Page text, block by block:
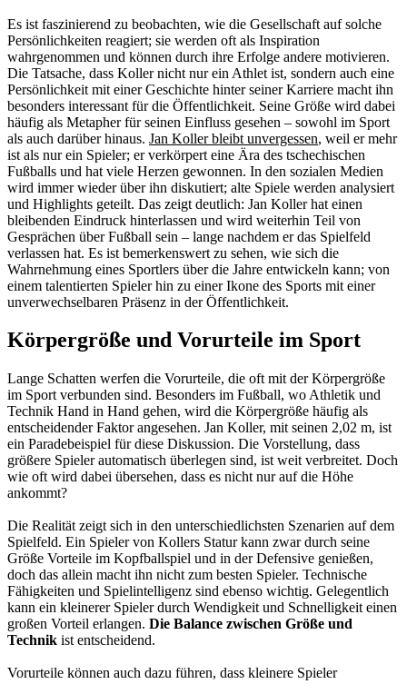
Es ist faszinierend zu beobachten, wie die Gesellschaft auf solche
Persönlichkeiten reagiert; sie werden oft als Inspiration
wahrgenommen und können durch ihre Erfolge andere motivieren.
Die Tatsache, dass Koller nicht nur ein Athlet ist, sondern auch eine
Persönlichkeit mit einer Geschichte hinter seiner Karriere macht ihn
besonders interessant für die Öffentlichkeit. Seine Größe wird dabei
häufig als Metapher für seinen Einfluss gesehen – sowohl im Sport
als auch darüber hinaus. Jan Koller bleibt unvergessen, weil er mehr
ist als nur ein Spieler; er verkörpert eine Ära des tschechischen
Fußballs und hat viele Herzen gewonnen. In den sozialen Medien
wird immer wieder über ihn diskutiert; alte Spiele werden analysiert
und Highlights geteilt. Das zeigt deutlich: Jan Koller hat einen
bleibenden Eindruck hinterlassen und wird weiterhin Teil von
Gesprächen über Fußball sein – lange nachdem er das Spielfeld
verlassen hat. Es ist bemerkenswert zu sehen, wie sich die
Wahrnehmung eines Sportlers über die Jahre entwickeln kann; von
einem talentierten Spieler hin zu einer Ikone des Sports mit einer
unverwechselbaren Präsenz in der Öffentlichkeit.
Körpergröße und Vorurteile im Sport
Lange Schatten werfen die Vorurteile, die oft mit der Körpergröße
im Sport verbunden sind. Besonders im Fußball, wo Athletik und
Technik Hand in Hand gehen, wird die Körpergröße häufig als
entscheidender Faktor angesehen. Jan Koller, mit seinen 2,02 m, ist
ein Paradebeispiel für diese Diskussion. Die Vorstellung, dass
größere Spieler automatisch überlegen sind, ist weit verbreitet. Doch
wie oft wird dabei übersehen, dass es nicht nur auf die Höhe
ankommt?
Die Realität zeigt sich in den unterschiedlichsten Szenarien auf dem
Spielfeld. Ein Spieler von Kollers Statur kann zwar durch seine
Größe Vorteile im Kopfballspiel und in der Defensive genießen,
doch das allein macht ihn nicht zum besten Spieler. Technische
Fähigkeiten und Spielintelligenz sind ebenso wichtig. Gelegentlich
kann ein kleinerer Spieler durch Wendigkeit und Schnelligkeit einen
großen Vorteil erlangen. Die Balance zwischen Größe und
Technik ist entscheidend.
Vorurteile können auch dazu führen, dass kleinere Spieler